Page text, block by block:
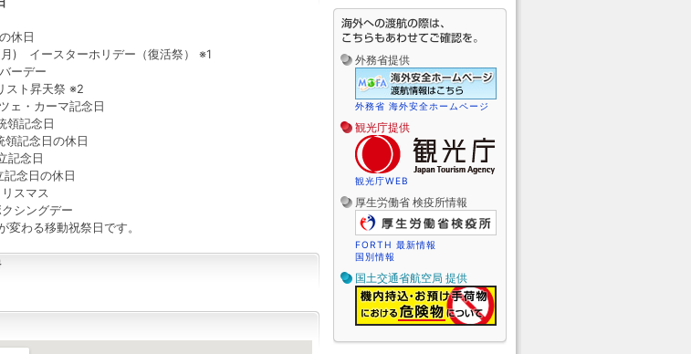
休日
) イースターホリデー（復活祭） ※1
ーデー
ト昇天祭 ※2
ェ・カーマ記念日
記念日
記念日の休日
記念日
念日の休日
スマス
シングデー
変わる移動祝祭日です。
外務省提供
外務省 海外安全ホームページ
観光庁提供
観光庁WEB
厚生労働省 検疫所情報
FORTH 最新情報
国別情報
国土交通省航空局 提供